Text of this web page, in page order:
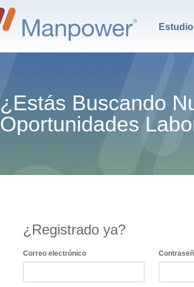
¿Estás Buscando
Oportunidades
¿Registrado ya?
Inicio de sesión: usuario y contraseña
Correo electrónico